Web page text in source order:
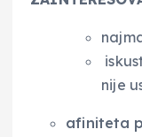
nije
afiniteta